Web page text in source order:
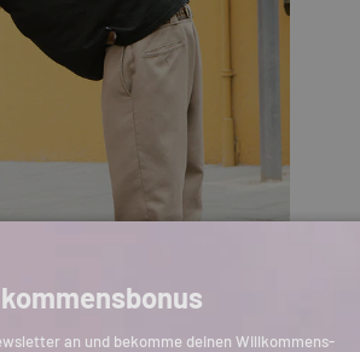
an und bekomme deinen Willkommens-